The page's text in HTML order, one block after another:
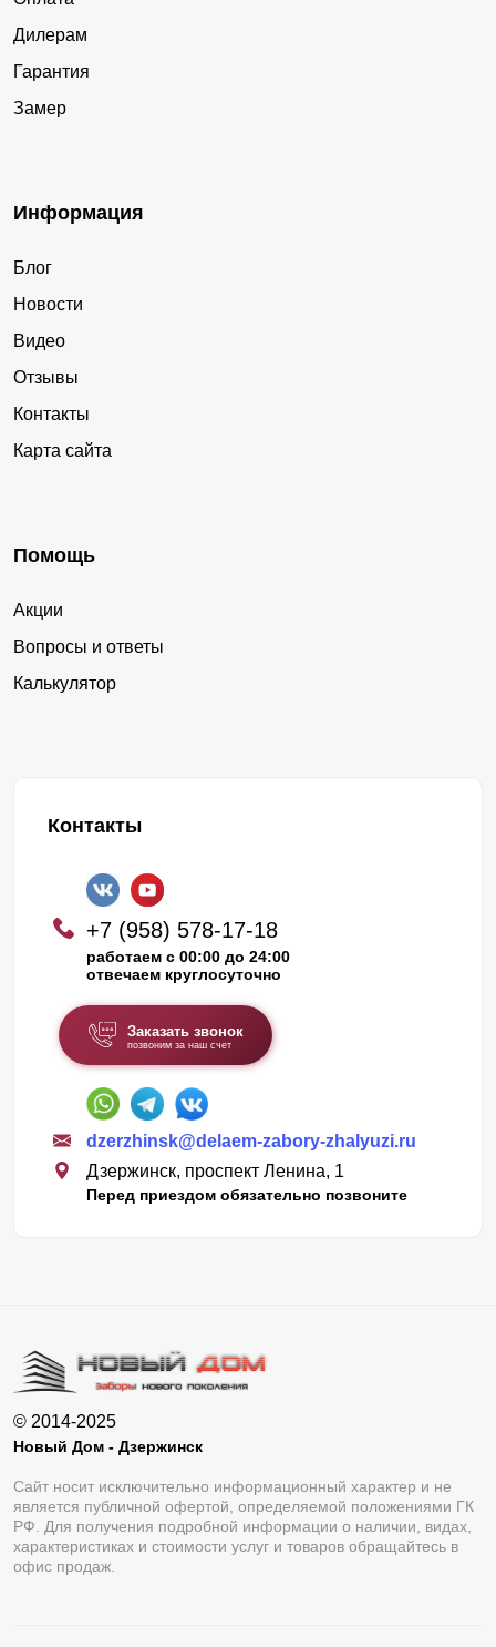
Дилерам
Гарантия
Замер
Информация
Блог
Новости
Видео
Отзывы
Контакты
Карта сайта
Помощь
Акции
Вопросы и ответы
Калькулятор
Контакты
+7 (958) 578-17-18
работаем с 00:00 до 24:00
отвечаем круглосуточно
Заказать звонок
позвоним за наш счет
dzerzhinsk@delaem-zabory-zhalyuzi.ru
Дзержинск, проспект Ленина, 1
Перед приездом обязательно позвоните
© 2014-2025
Новый Дом - Дзержинск
Сайт носит исключительно информационный характер и не
является публичной офертой, определяемой положениями ГК
РФ. Для получения подробной информации о наличии, видах,
характеристиках и стоимости услуг и товаров обращайтесь в
офис продаж.